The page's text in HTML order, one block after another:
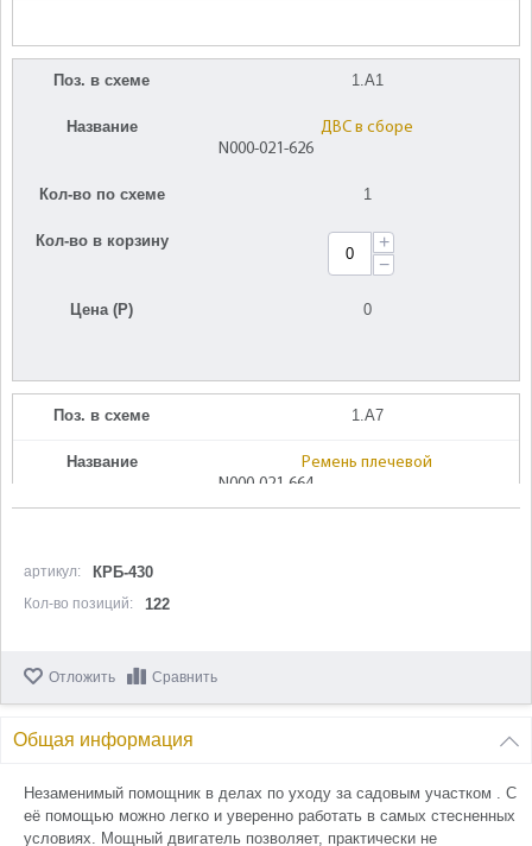
Поз. в схеме 1.A1
Название
ДВС в сборе
N000-021-626
Кол-во по схеме 1
Кол-во в корзину
+
−
Цена (Р) 0
Поз. в схеме 1.A7
Название
Ремень плечевой
N000-021-664
Кол-во в корзину
Поз. в схеме
Название
Ручка левая часть в сборе
N000-021-652
артикул: КРБ-430
Кол-во позиций: 122
Отложить Сравнить
Общая информация
Незаменимый помощник в делах по уходу за садовым участком . С
её помощью можно легко и уверенно работать в самых стесненных
условиях. Мощный двигатель позволяет, практически не